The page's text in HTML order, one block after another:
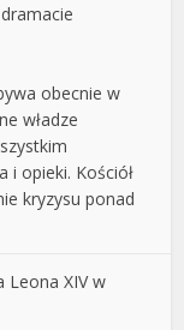
obecnie w
władze
i opieki. Kościół
kryzysu ponad
Leona XIV w